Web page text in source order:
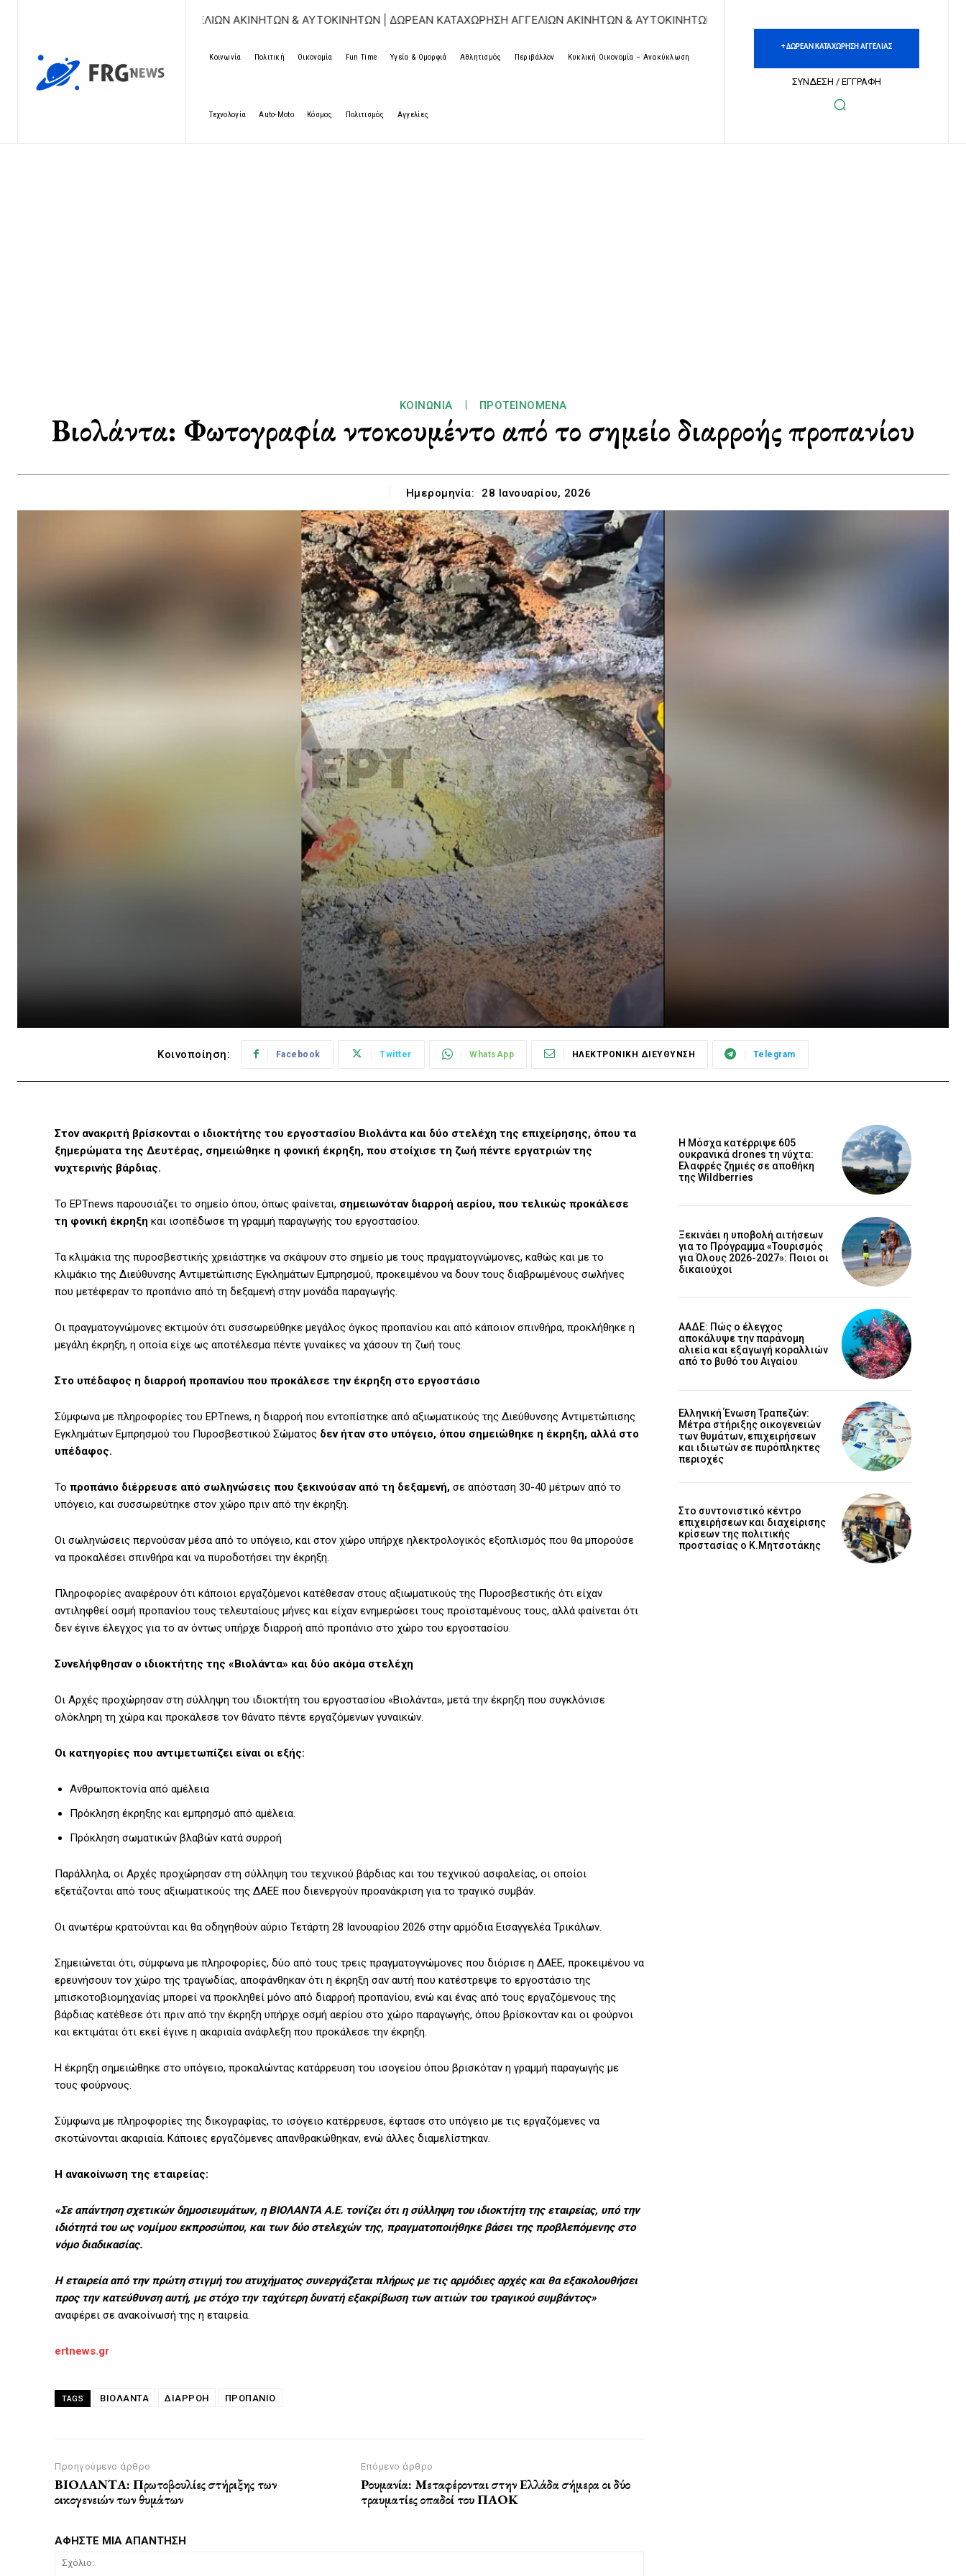
ΔΩΡΕΑΝ ΚΑΤΑΧΩΡΗΣΗ ΑΓΓΕΛΙΩΝ ΑΚΙΝΗΤΩΝ & ΑΥΤΟΚΙΝΗΤΩΝ | ΔΩΡΕΑΝ ΚΑΤΑΧΩΡΗΣΗ ΑΓΓΕΛΙΩΝ ΑΚΙΝΗΤΩΝ & ΑΥΤΟΚΙΝΗΤΩΝ | ΔΩΡΕΑΝ ΚΑΤΑΧΩΡΗΣΗ ΑΓΓΕΛΙΩΝ ΑΚΙΝΗΤΩΝ &
Κοινωνία Πολιτική Οικονομία Fun Time Υγεία & Ομορφιά Αθλητισμός Περιβάλλον Κυκλική Οικονομία – Ανακύκλωση
Τεχνολογία Auto-Moto Κόσμος Πολιτισμός Αγγελίες
+ ΔΩΡΕΑΝ ΚΑΤΑΧΩΡΗΣΗ ΑΓΓΕΛΙΑΣ
ΣΥΝΔΕΣΗ / ΕΓΓΡΑΦΗ
ΚΟΙΝΩΝΊΑ ΠΡΟΤΕΙΝΌΜΕΝΑ
Βιολάντα: Φωτογραφία ντοκουμέντο από το σημείο διαρροής προπανίου
Ημερομηνία: 28 Ιανουαρίου, 2026
Κοινοποίηση: Facebook Twitter WhatsApp ΗΛΕΚΤΡΟΝΙΚΗ ΔΙΕΥΘΥΝΣΗ Telegram
Στον ανακριτή βρίσκονται ο ιδιοκτήτης του εργοστασίου Βιολάντα και δύο στελέχη της επιχείρησης, όπου τα
ξημερώματα της Δευτέρας, σημειώθηκε η φονική έκρηξη, που στοίχισε τη ζωή πέντε εργατριών της
νυχτερινής βάρδιας.
Το ΕΡΤnews παρουσιάζει το σημείο όπου, όπως φαίνεται, σημειωνόταν διαρροή αερίου, που τελικώς προκάλεσε
τη φονική έκρηξη και ισοπέδωσε τη γραμμή παραγωγής του εργοστασίου.
Τα κλιμάκια της πυροσβεστικής χρειάστηκε να σκάψουν στο σημείο με τους πραγματογνώμονες, καθώς και με το
κλιμάκιο της Διεύθυνσης Αντιμετώπισης Εγκλημάτων Εμπρησμού, προκειμένου να δουν τους διαβρωμένους σωλήνες
που μετέφεραν το προπάνιο από τη δεξαμενή στην μονάδα παραγωγής.
Οι πραγματογνώμονες εκτιμούν ότι συσσωρεύθηκε μεγάλος όγκος προπανίου και από κάποιον σπινθήρα, προκλήθηκε η
μεγάλη έκρηξη, η οποία είχε ως αποτέλεσμα πέντε γυναίκες να χάσουν τη ζωή τους.
Στο υπέδαφος η διαρροή προπανίου που προκάλεσε την έκρηξη στο εργοστάσιο
Σύμφωνα με πληροφορίες του ΕΡΤnews, η διαρροή που εντοπίστηκε από αξιωματικούς της Διεύθυνσης Αντιμετώπισης
Εγκλημάτων Εμπρησμού του Πυροσβεστικού Σώματος δεν ήταν στο υπόγειο, όπου σημειώθηκε η έκρηξη, αλλά στο
υπέδαφος.
Το προπάνιο διέρρευσε από σωληνώσεις που ξεκινούσαν από τη δεξαμενή, σε απόσταση 30-40 μέτρων από το
υπόγειο, και συσσωρεύτηκε στον χώρο πριν από την έκρηξη.
Οι σωληνώσεις περνούσαν μέσα από το υπόγειο, και στον χώρο υπήρχε ηλεκτρολογικός εξοπλισμός που θα μπορούσε
να προκαλέσει σπινθήρα και να πυροδοτήσει την έκρηξη.
Πληροφορίες αναφέρουν ότι κάποιοι εργαζόμενοι κατέθεσαν στους αξιωματικούς της Πυροσβεστικής ότι είχαν
αντιληφθεί οσμή προπανίου τους τελευταίους μήνες και είχαν ενημερώσει τους προϊσταμένους τους, αλλά φαίνεται ότι
δεν έγινε έλεγχος για το αν όντως υπήρχε διαρροή από προπάνιο στο χώρο του εργοστασίου.
Συνελήφθησαν ο ιδιοκτήτης της «Βιολάντα» και δύο ακόμα στελέχη
Οι Αρχές προχώρησαν στη σύλληψη του ιδιοκτήτη του εργοστασίου «Βιολάντα», μετά την έκρηξη που συγκλόνισε
ολόκληρη τη χώρα και προκάλεσε τον θάνατο πέντε εργαζόμενων γυναικών.
Οι κατηγορίες που αντιμετωπίζει είναι οι εξής:
Ανθρωποκτονία από αμέλεια
Πρόκληση έκρηξης και εμπρησμό από αμέλεια.
Πρόκληση σωματικών βλαβών κατά συρροή
Παράλληλα, οι Αρχές προχώρησαν στη σύλληψη του τεχνικού βάρδιας και του τεχνικού ασφαλείας, οι οποίοι
εξετάζονται από τους αξιωματικούς της ΔΑΕΕ που διενεργούν προανάκριση για το τραγικό συμβάν.
Οι ανωτέρω κρατούνται και θα οδηγηθούν αύριο Τετάρτη 28 Ιανουαρίου 2026 στην αρμόδια Εισαγγελέα Τρικάλων.
Σημειώνεται ότι, σύμφωνα με πληροφορίες, δύο από τους τρεις πραγματογνώμονες που διόρισε η ΔΑΕΕ, προκειμένου να
ερευνήσουν τον χώρο της τραγωδίας, αποφάνθηκαν ότι η έκρηξη σαν αυτή που κατέστρεψε το εργοστάσιο της
μπισκοτοβιομηχανίας μπορεί να προκληθεί μόνο από διαρροή προπανίου, ενώ και ένας από τους εργαζόμενους της
βάρδιας κατέθεσε ότι πριν από την έκρηξη υπήρχε οσμή αερίου στο χώρο παραγωγής, όπου βρίσκονταν και οι φούρνοι
και εκτιμάται ότι εκεί έγινε η ακαριαία ανάφλεξη που προκάλεσε την έκρηξη.
Η έκρηξη σημειώθηκε στο υπόγειο, προκαλώντας κατάρρευση του ισογείου όπου βρισκόταν η γραμμή παραγωγής με
τους φούρνους.
Σύμφωνα με πληροφορίες της δικογραφίας, το ισόγειο κατέρρευσε, έφτασε στο υπόγειο με τις εργαζόμενες να
σκοτώνονται ακαριαία. Κάποιες εργαζόμενες απανθρακώθηκαν, ενώ άλλες διαμελίστηκαν.
Η ανακοίνωση της εταιρείας:
«Σε απάντηση σχετικών δημοσιευμάτων, η ΒΙΟΛΑΝΤΑ Α.Ε. τονίζει ότι η σύλληψη του ιδιοκτήτη της εταιρείας, υπό την
ιδιότητά του ως νομίμου εκπροσώπου, και των δύο στελεχών της, πραγματοποιήθηκε βάσει της προβλεπόμενης στο
νόμο διαδικασίας.
Η εταιρεία από την πρώτη στιγμή του ατυχήματος συνεργάζεται πλήρως με τις αρμόδιες αρχές και θα εξακολουθήσει
προς την κατεύθυνση αυτή, με στόχο την ταχύτερη δυνατή εξακρίβωση των αιτιών του τραγικού συμβάντος»
αναφέρει σε ανακοίνωσή της η εταιρεία.
ertnews.gr
TAGS ΒΙΟΛΑΝΤΑ ΔΙΑΡΡΟΗ ΠΡΟΠΑΝΙΟ
Προηγούμενο άρθρο
ΒΙΟΛΑΝΤΑ: Πρωτοβουλίες στήριξης των
οικογενειών των θυμάτων
Επόμενο άρθρο
Ρουμανία: Μεταφέρονται στην Ελλάδα σήμερα οι δύο
τραυματίες οπαδοί του ΠΑΟΚ
ΑΦΗΣΤΕ ΜΙΑ ΑΠΑΝΤΗΣΗ
Η Μόσχα κατέρριψε 605
ουκρανικά drones τη νύχτα:
Ελαφρές ζημιές σε αποθήκη
της Wildberries
Ξεκινάει η υποβολή αιτήσεων
για το Πρόγραμμα «Τουρισμός
για Όλους 2026-2027»: Ποιοι οι
δικαιούχοι
ΑΑΔΕ: Πώς ο έλεγχος
αποκάλυψε την παράνομη
αλιεία και εξαγωγή κοραλλιών
από το βυθό του Αιγαίου
Ελληνική Ένωση Τραπεζών:
Μέτρα στήριξης οικογενειών
των θυμάτων, επιχειρήσεων
και ιδιωτών σε πυρόπληκτες
περιοχές
Στο συντονιστικό κέντρο
επιχειρήσεων και διαχείρισης
κρίσεων της πολιτικής
προστασίας ο Κ.Μητσοτάκης